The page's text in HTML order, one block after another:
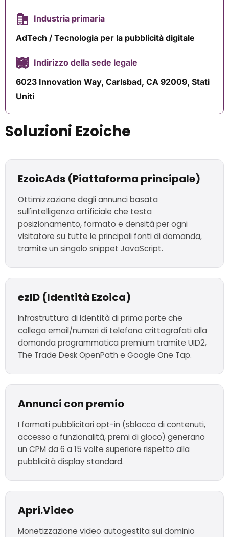
Industria primaria
AdTech / Tecnologia per la pubblicità digitale
Indirizzo della sede legale
6023 Innovation Way, Carlsbad, CA 92009, Stati
Uniti
Soluzioni Ezoiche
EzoicAds (Piattaforma principale)
Ottimizzazione degli annunci basata
sull'intelligenza artificiale che testa
posizionamento, formato e densità per ogni
visitatore su tutte le principali fonti di domanda,
tramite un singolo snippet JavaScript.
ezID (Identità Ezoica)
Infrastruttura di identità di prima parte che
collega email/numeri di telefono crittografati alla
domanda programmatica premium tramite UID2,
The Trade Desk OpenPath e Google One Tap.
Annunci con premio
I formati pubblicitari opt-in (sblocco di contenuti,
accesso a funzionalità, premi di gioco) generano
un CPM da 6 a 15 volte superiore rispetto alla
pubblicità display standard.
Apri.Video
Monetizzazione video autogestita sul dominio